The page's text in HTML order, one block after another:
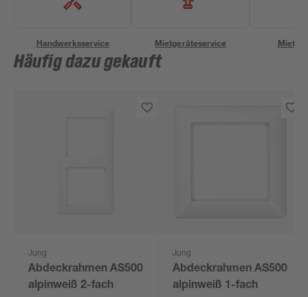
Handwerksservice Mietgeräteservice
Häufig dazu gekauft
Jung
Abdeckrahmen AS500
alpinweiß 2-fach
Jung
Abdeckrahmen AS500
alpinweiß 1-fach